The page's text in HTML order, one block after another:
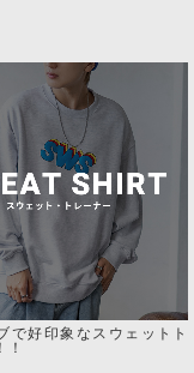
で好印象なスウェットト
！